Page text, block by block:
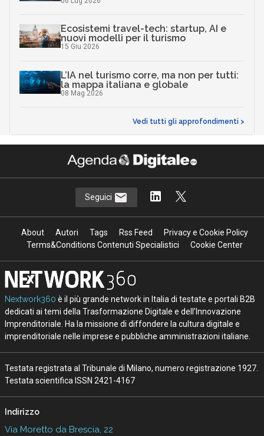
Ecosistemi travel-tech: startup, AI e
nuovi modelli per il turismo
15 Giu 2026
L’IA nel turismo corre, ma non per tutti:
la mappa italiana e globale
08 Mag 2026
Vedi tutti gli approfondimenti >
Seguici
About Autori Tags Rss Feed
Privacy e Cookie Policy
Terms&Conditions Contenuti Specialistici
Cookie Center
Nextwork360 è il più grande network in Italia di testate e portali B2B
dedicati ai temi della Trasformazione Digitale e dell’Innovazione
Imprenditoriale. Ha la missione di diffondere la cultura digitale e
imprenditoriale nelle imprese e pubbliche amministrazioni italiane.
Testata registrata al Tribunale di Milano, numero registrazione 1927.
Testata scientifica ISSN 2421-4167
Indirizzo
Via Moretto da Brescia, 22